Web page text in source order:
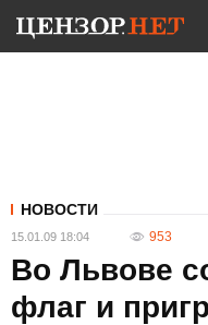
НОВОСТИ
15.01.09 18:04 953
Во Львове
флаг и